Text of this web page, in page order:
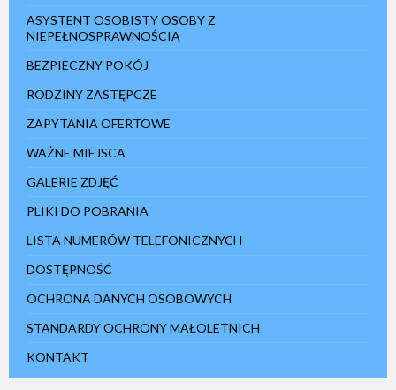
ASYSTENT OSOBISTY OSOBY Z
NIEPEŁNOSPRAWNOŚCIĄ
BEZPIECZNY POKÓJ
RODZINY ZASTĘPCZE
ZAPYTANIA OFERTOWE
WAŻNE MIEJSCA
GALERIE ZDJĘĆ
PLIKI DO POBRANIA
LISTA NUMERÓW TELEFONICZNYCH
DOSTĘPNOŚĆ
OCHRONA DANYCH OSOBOWYCH
STANDARDY OCHRONY MAŁOLETNICH
KONTAKT